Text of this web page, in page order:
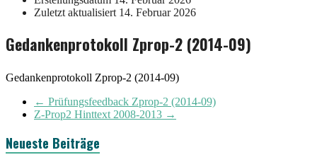
Zuletzt aktualisiert 14. Februar 2026
Gedankenprotokoll Zprop-2 (2014-09)
Gedankenprotokoll Zprop-2 (2014-09)
← Prüfungsfeedback Zprop-2 (2014-09)
Z-Prop2 Hinttext 2008-2013 →
Neueste Beiträge